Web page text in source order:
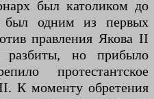
был католиком до
был одним из первых
правления Якова II
но прибыло
протестантское
К моменту обретения